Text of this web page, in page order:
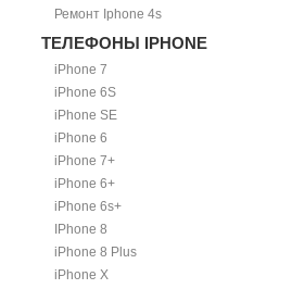
Ремонт Iphone 4s
ТЕЛЕФОНЫ IPHONE
iPhone 7
iPhone 6S
iPhone SE
iPhone 6
iPhone 7+
iPhone 6+
iPhone 6s+
IPhone 8
iPhone 8 Plus
iPhone X